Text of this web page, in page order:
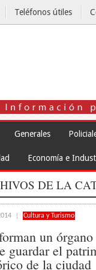
Teléfonos útiles
Generales
Economía e
DE LA
Cultura y Turismo
un órgano
guardar el
de la ciudad